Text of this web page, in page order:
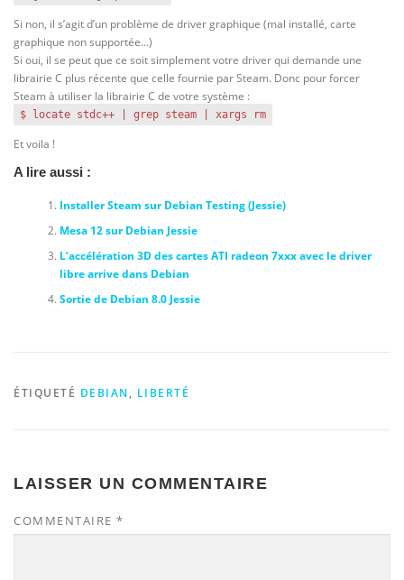
Si non, il s’agit d’un problème de driver graphique (mal installé, carte
graphique non supportée…)
Si oui, il se peut que ce soit simplement votre driver qui demande une
librairie C plus récente que celle fournie par Steam. Donc pour forcer
Steam à utiliser la librairie C de votre système :
$ locate stdc++ | grep steam | xargs rm
Et voila !
A lire aussi :
Installer Steam sur Debian Testing (Jessie)
Mesa 12 sur Debian Jessie
L’accélération 3D des cartes ATI radeon 7xxx avec le driver
libre arrive dans Debian
Sortie de Debian 8.0 Jessie
ÉTIQUETÉ DEBIAN, LIBERTÉ
LAISSER UN COMMENTAIRE
COMMENTAIRE *